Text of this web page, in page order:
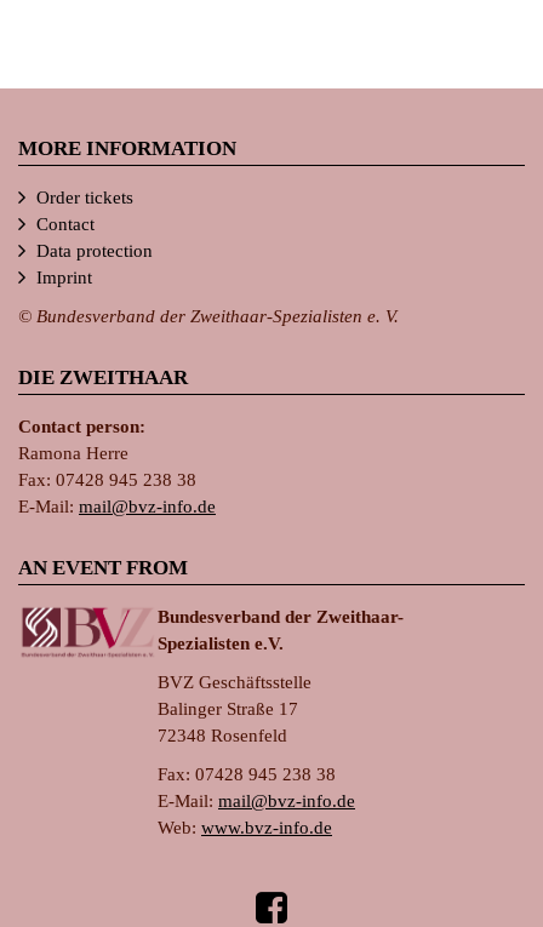
MORE INFORMATION
Order tickets
Contact
Data protection
Imprint
© Bundesverband der Zweithaar-Spezialisten e. V.
DIE ZWEITHAAR
Contact person:
Ramona Herre
Fax: 07428 945 238 38
E-Mail: mail@bvz-info.de
AN EVENT FROM
Bundesverband der Zweithaar-
Spezialisten e.V.
BVZ Geschäftsstelle
Balinger Straße 17
72348 Rosenfeld
Fax: 07428 945 238 38
E-Mail: mail@bvz-info.de
Web: www.bvz-info.de